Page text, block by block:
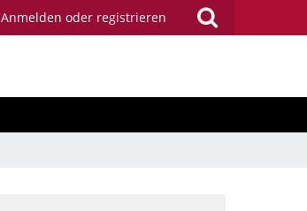
Anmelden oder registrieren